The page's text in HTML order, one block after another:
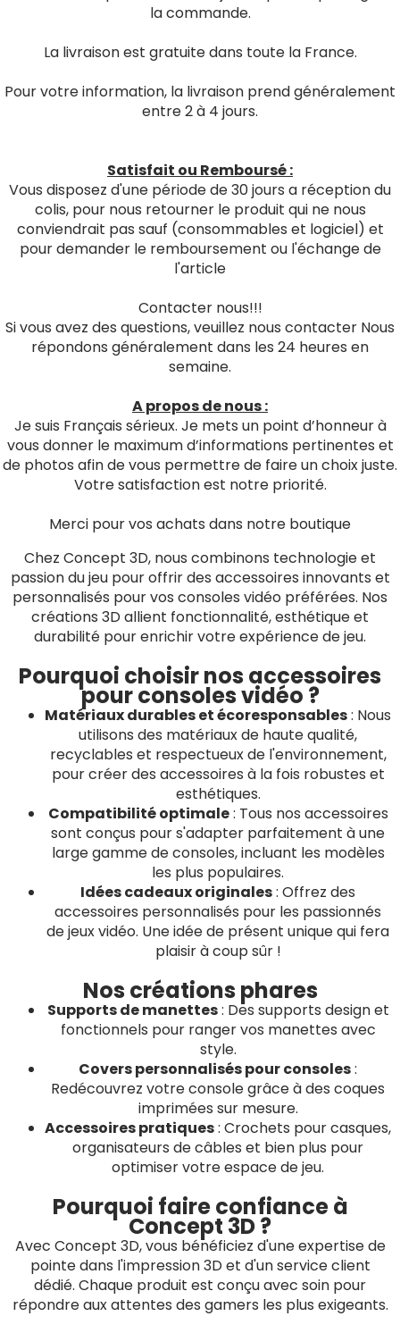
la commande.
La livraison est gratuite dans toute la France.
Pour votre information, la livraison prend généralement
entre 2 à 4 jours.
Satisfait ou Remboursé :
Vous disposez d'une période de 30 jours a réception du
colis, pour nous retourner le produit qui ne nous
conviendrait pas sauf (consommables et logiciel) et
pour demander le remboursement ou l'échange de
l'article
Contacter nous!!!
Si vous avez des questions, veuillez nous contacter Nous
répondons généralement dans les 24 heures en
semaine.
A propos de nous :
Je suis Français sérieux. Je mets un point d’honneur à
vous donner le maximum d’informations pertinentes et
de photos afin de vous permettre de faire un choix juste.
Votre satisfaction est notre priorité.
Merci pour vos achats dans notre boutique
Chez Concept 3D, nous combinons technologie et
passion du jeu pour offrir des accessoires innovants et
personnalisés pour vos consoles vidéo préférées. Nos
créations 3D allient fonctionnalité, esthétique et
durabilité pour enrichir votre expérience de jeu.
Pourquoi choisir nos accessoires
pour consoles vidéo ?
Matériaux durables et écoresponsables: Nous
utilisons des matériaux de haute qualité,
recyclables et respectueux de l'environnement,
pour créer des accessoires à la fois robustes et
esthétiques.
Compatibilité optimale: Tous nos accessoires
sont conçus pour s'adapter parfaitement à une
large gamme de consoles, incluant les modèles
les plus populaires.
Idées cadeaux originales: Offrez des
accessoires personnalisés pour les passionnés
de jeux vidéo. Une idée de présent unique qui fera
plaisir à coup sûr !
Nos créations phares
Supports de manettes: Des supports design et
fonctionnels pour ranger vos manettes avec
style.
Covers personnalisés pour consoles:
Redécouvrez votre console grâce à des coques
imprimées sur mesure.
Accessoires pratiques: Crochets pour casques,
organisateurs de câbles et bien plus pour
optimiser votre espace de jeu.
Pourquoi faire confiance à
Concept 3D ?
Avec Concept 3D, vous bénéficiez d'une expertise de
pointe dans l'impression 3D et d'un service client
dédié. Chaque produit est conçu avec soin pour
répondre aux attentes des gamers les plus exigeants.